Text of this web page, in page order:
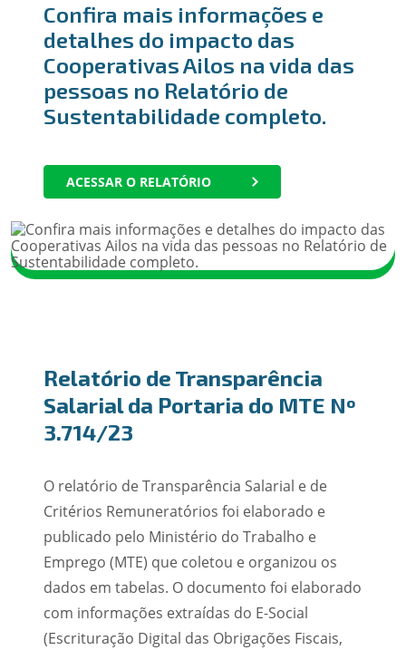
Confira mais informações e
detalhes do impacto das
Cooperativas Ailos na vida das
pessoas no Relatório de
Sustentabilidade completo.
ACESSAR O RELATÓRIO
Relatório de Transparência
Salarial da Portaria do MTE Nº
3.714/23
O relatório de Transparência Salarial e de
Critérios Remuneratórios foi elaborado e
publicado pelo Ministério do Trabalho e
Emprego (MTE) que coletou e organizou os
dados em tabelas. O documento foi elaborado
com informações extraídas do E-Social
(Escrituração Digital das Obrigações Fiscais,